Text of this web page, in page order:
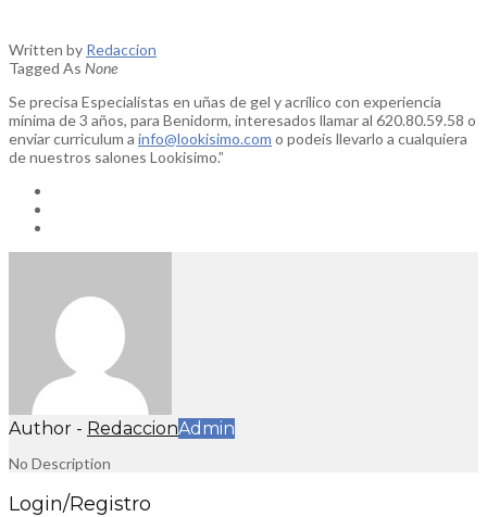
Written by Redaccion
Tagged As None
Se precisa Especialistas en uñas de gel y acrílico con experiencia
mínima de 3 años, para Benidorm, interesados llamar al 620.80.59.58 o
enviar curriculum a info@lookisimo.com o podeis llevarlo a cualquiera
de nuestros salones Lookisimo.”
Author - RedaccionAdmin
No Description
Login/Registro